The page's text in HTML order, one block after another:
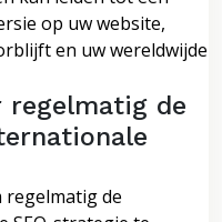
op uw website,
en uw wereldwijde
regelmatig de
regelmatig de